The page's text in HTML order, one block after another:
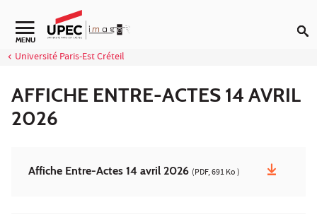
Aller au contenu
Navigation secondaire
MENU
Université Paris-Est Créteil
AFFICHE ENTRE-ACTES 14 AVRIL
2026
Affiche Entre-Actes 14 avril 2026 (PDF, 691 Ko )